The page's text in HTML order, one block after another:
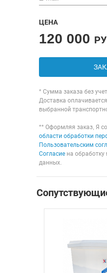
ЦЕНА
120 000
* Сумма заказа без
Доставка
выбранной
** Оформляя заказ, Я
области обработки
Пользовательским
Согласие на
данных.